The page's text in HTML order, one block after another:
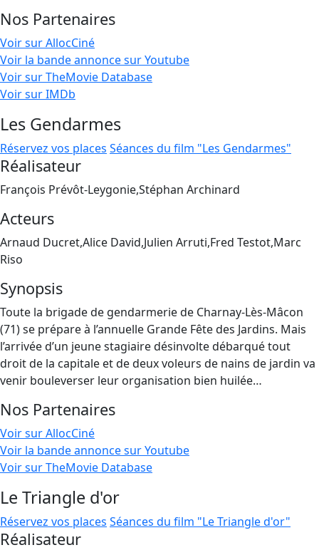
Nos Partenaires
Voir sur AllocCiné
Voir la bande annonce sur Youtube
Voir sur TheMovie Database
Voir sur IMDb
Les Gendarmes
Réservez vos places Séances du film "Les Gendarmes"
Réalisateur
François Prévôt-Leygonie,Stéphan Archinard
Acteurs
Arnaud Ducret,Alice David,Julien Arruti,Fred Testot,Marc
Riso
Synopsis
Toute la brigade de gendarmerie de Charnay-Lès-Mâcon
(71) se prépare à l’annuelle Grande Fête des Jardins. Mais
l’arrivée d’un jeune stagiaire désinvolte débarqué tout
droit de la capitale et de deux voleurs de nains de jardin va
venir bouleverser leur organisation bien huilée…
Nos Partenaires
Voir sur AllocCiné
Voir la bande annonce sur Youtube
Voir sur TheMovie Database
Le Triangle d'or
Réservez vos places Séances du film "Le Triangle d'or"
Réalisateur